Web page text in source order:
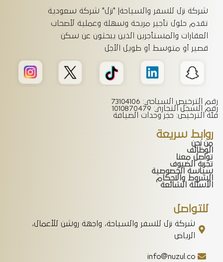
شركة نزل للسفر والسياحة| "نزل" شركة سعودية
تقدم حلول تأجير مريحة وسهلة وعملية لأصحاب
العقارات والمستأجرين الذين يبحثون عن سكن
قصير أو متوسط أو طويل الأجل
رقم الترخيص السياحي: 73104106
رقم السجل التجاري: 1010870479
فئة الترخيص: حجز وحدات الضيافة
روابط سريعة
من نحن
الوظائف
تواصل معنا
تجربة الضيوف
سياسة الخصوصية
الشروط والاحكام
الأسئلة الشائعة
للتواصل
شركة نزل للسفر والسياحة، واجهة روشن للأعمال،
الرياض
info@nuzul.co